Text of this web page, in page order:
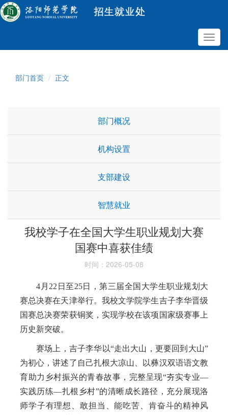
部门首页 正文
部门概况
机构设置
支部建设
智慧就业
我校学子在全国大学生职业规划大赛
国赛中喜获佳绩
时间：2026-05-08
4月22日至25日，第三届全国大学生职业规划大
赛总决赛在天津举行。我校文学院学生吉子李华晋级
国赛总决赛荣获铜奖，实现学校在该项国家级赛事上
历史新突破。
赛场上，吉子李华以“走出大山，更要回到大山”
为初心，讲述了自己扎根大凉山、以彝汉双语语文教
育助力乡村振兴的青春故事，完整呈现“夯实专业—
实践历练—扎根乡村”的清晰成长路径，充分展现洛
师学子有理想、敢担当、能吃苦、肯奋斗的精神风